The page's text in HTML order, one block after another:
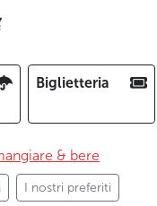
Biglietteria
& bere
I nostri preferiti